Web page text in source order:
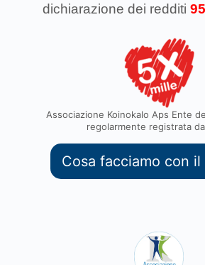
dichiarazione dei redditi
Associazione Koinokalo Aps Ente
regolarmente registrata
Cosa facciamo con